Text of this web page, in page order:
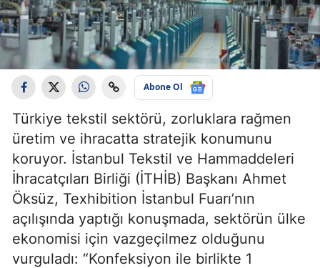
Abone Ol
Türkiye tekstil sektörü, zorluklara rağmen
üretim ve ihracatta stratejik konumunu
koruyor. İstanbul Tekstil ve Hammaddeleri
İhracatçıları Birliği (İTHİB) Başkanı Ahmet
Öksüz, Texhibition İstanbul Fuarı’nın
açılışında yaptığı konuşmada, sektörün ülke
ekonomisi için vazgeçilmez olduğunu
vurguladı: “Konfeksiyon ile birlikte 1